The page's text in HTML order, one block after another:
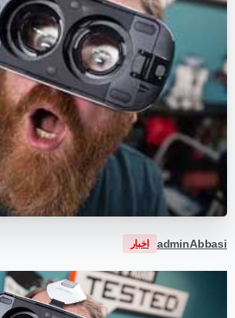
adminAbbasi اخبار